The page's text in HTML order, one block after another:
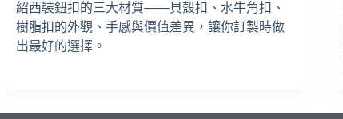
紹西裝鈕扣的三大材質——貝殼扣、水牛角扣、
樹脂扣的外觀、手感與價值差異，讓你訂製時做
出最好的選擇。